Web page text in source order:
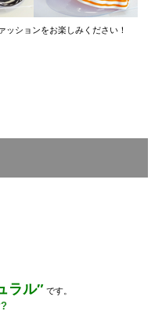
ッションをお楽しみください！
ラル″ です。